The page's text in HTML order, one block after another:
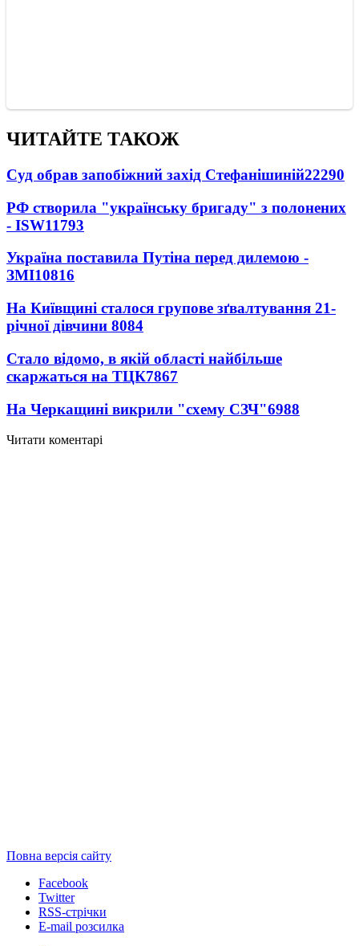
ЧИТАЙТЕ ТАКОЖ
Суд обрав запобіжний захід Стефанішиній22290
РФ створила "українську бригаду" з полонених
- ISW11793
Україна поставила Путіна перед дилемою -
ЗМІ10816
На Київщині сталося групове зґвалтування 21-
річної дівчини 8084
Стало відомо, в якій області найбільше
скаржаться на ТЦК7867
На Черкащині викрили "схему СЗЧ"6988
Читати коментарі
Повна версія сайту
Facebook
Twitter
RSS-стрічки
E-mail розсилка